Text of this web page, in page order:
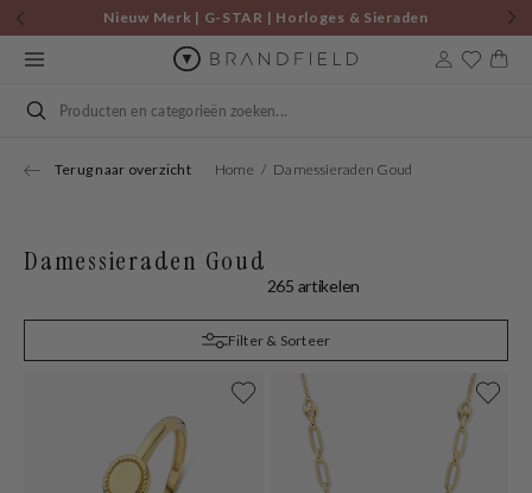
Skip to
content
Nieuw Merk | G-STAR | Horloges & Sieraden
Cart
Search
Terug naar overzicht Home Damessieraden Goud
Damessieraden Goud
265 artikelen
Filter & Sorteer